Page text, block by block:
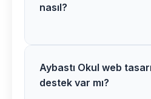
projelerimiz genellikle
nasıl?
Ordu bölgesinde Okul
fiyatlarımız proje
Aybastı Okul web
destek var mı?